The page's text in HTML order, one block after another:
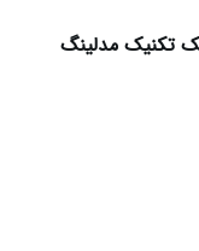
فک تکنیک مدلینگ